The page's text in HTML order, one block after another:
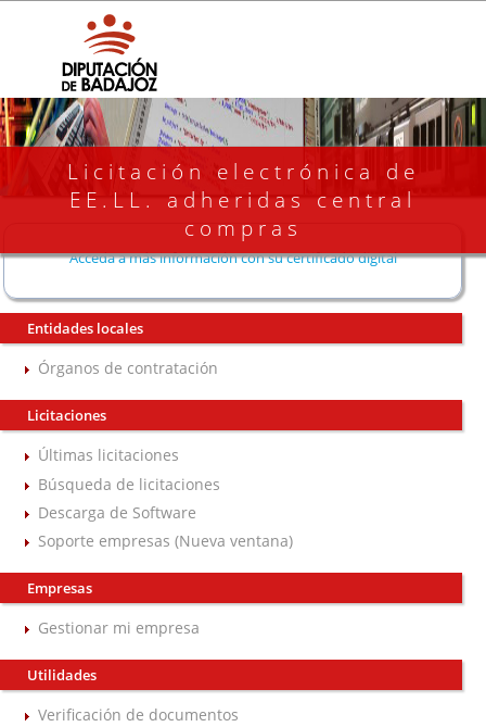
Licitación electrónica de
EE.LL. adheridas central
compras
Acceda a más información con su certificado digital
Entidades locales
Órganos de contratación
Licitaciones
Últimas licitaciones
Búsqueda de licitaciones
Descarga de Software
Soporte empresas (Nueva ventana)
Empresas
Gestionar mi empresa
Utilidades
Verificación de documentos